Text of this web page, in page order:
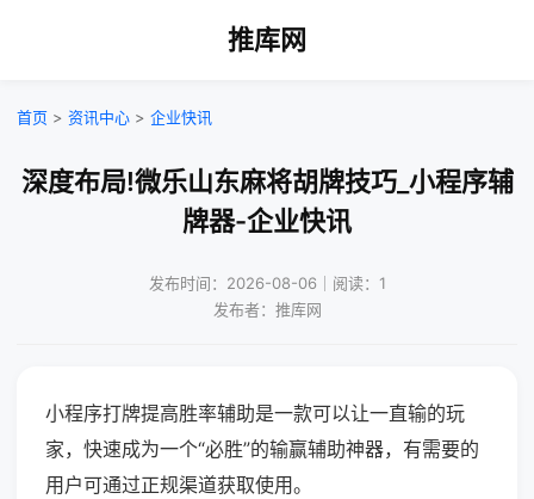
推库网
首页 > 资讯中心 > 企业快讯
深度布局!微乐山东麻将胡牌技巧_小程序辅
牌器-企业快讯
发布时间：2026-08-06｜阅读：1
发布者：推库网
小程序打牌提高胜率辅助是一款可以让一直输的玩
家，快速成为一个“必胜”的输赢辅助神器，有需要的
用户可通过正规渠道获取使用。